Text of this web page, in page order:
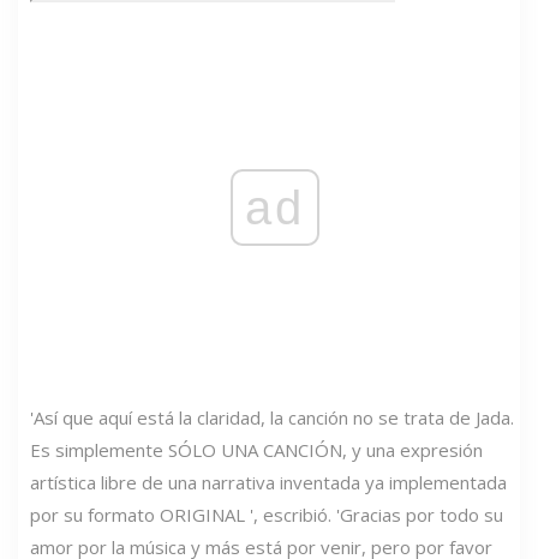
ad
'Así que aquí está la claridad, la canción no se trata de Jada.
Es simplemente SÓLO UNA CANCIÓN, y una expresión
artística libre de una narrativa inventada ya implementada
por su formato ORIGINAL ', escribió. 'Gracias por todo su
amor por la música y más está por venir, pero por favor